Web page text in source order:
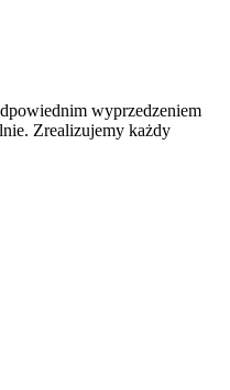
wyprzedzeniem
Zrealizujemy każdy